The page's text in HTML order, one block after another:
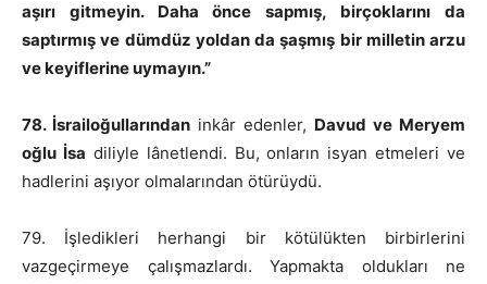
aşırı gitmeyin. Daha önce sapmış, birçoklarını da
saptırmış ve dümdüz yoldan da şaşmış bir milletin arzu
ve keyiflerine uymayın.”
78. İsrailoğullarından inkâr edenler, Davud ve Meryem
oğlu İsa diliyle lânetlendi. Bu, onların isyan etmeleri ve
hadlerini aşıyor olmalarından ötürüydü.
79. İşledikleri herhangi bir kötülükten birbirlerini
vazgeçirmeye çalışmazlardı. Yapmakta oldukları ne